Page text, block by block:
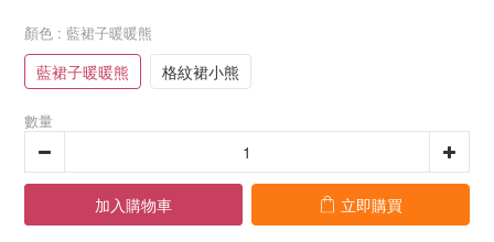
顏色 : 藍裙子暖暖熊
藍裙子暖暖熊 格紋裙小熊
數量
加入購物車 立即購買